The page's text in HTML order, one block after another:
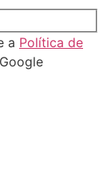
a Política de